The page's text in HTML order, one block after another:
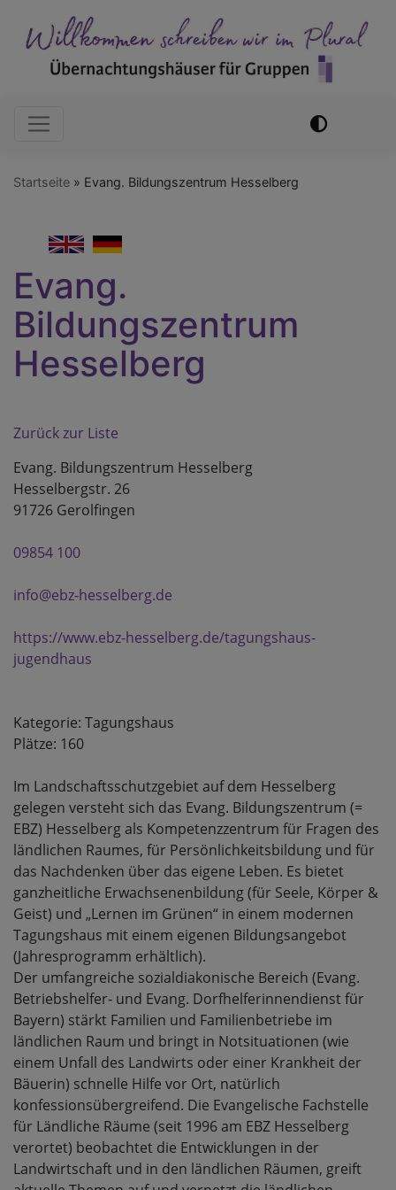
zum
Inhalt
Hauptnavigation
Startseite Evang. Bildungszentrum Hesselberg
English
Evang.
Bildungszentrum
Hesselberg
Zurück zur Liste
Evang. Bildungszentrum Hesselberg
Hesselbergstr. 26
91726 Gerolfingen
09854 100
info@ebz-hesselberg.de
https://www.ebz-hesselberg.de/tagungshaus-
jugendhaus
Kategorie: Tagungshaus
Plätze: 160
Im Landschaftsschutzgebiet auf dem Hesselberg
gelegen versteht sich das Evang. Bildungszentrum (=
EBZ) Hesselberg als Kompetenzzentrum für Fragen des
ländlichen Raumes, für Persönlichkeitsbildung und für
das Nachdenken über das eigene Leben. Es bietet
ganzheitliche Erwachsenenbildung (für Seele, Körper &
Geist) und „Lernen im Grünen“ in einem modernen
Tagungshaus mit einem eigenen Bildungsangebot
(Jahresprogramm erhältlich).
Der umfangreiche sozialdiakonische Bereich (Evang.
Betriebshelfer- und Evang. Dorfhelferinnendienst für
Bayern) stärkt Familien und Familienbetriebe im
ländlichen Raum und bringt in Notsituationen (wie
einem Unfall des Landwirts oder einer Krankheit der
Bäuerin) schnelle Hilfe vor Ort, natürlich
konfessionsübergreifend. Die Evangelische Fachstelle
für Ländliche Räume (seit 1996 am EBZ Hesselberg
verortet) beobachtet die Entwicklungen in der
Landwirtschaft und in den ländlichen Räumen, greift